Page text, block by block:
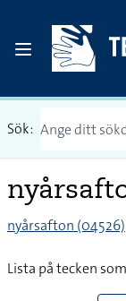
Sök:
nyårsafton (04526)
Lista på tecken